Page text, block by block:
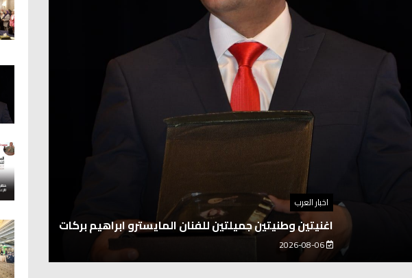
أخيراً .. انتهاء زمن “برامج تحت السلم” واستعادة الهيبة الإعلامية